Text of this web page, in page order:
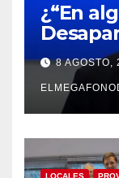
¿“En
8 AGOSTO,
LOCALES